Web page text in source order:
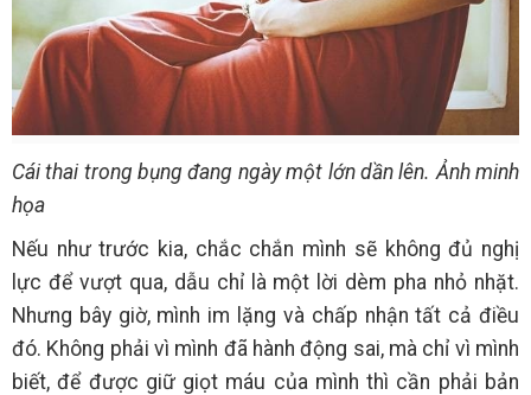
Cái thai trong bụng đang ngày một lớn dần lên. Ảnh minh
họa
Nếu như trước kia, chắc chắn mình sẽ không đủ nghị
lực để vượt qua, dẫu chỉ là một lời dèm pha nhỏ nhặt.
Nhưng bây giờ, mình im lặng và chấp nhận tất cả điều
đó. Không phải vì mình đã hành động sai, mà chỉ vì mình
biết, để được giữ giọt máu của mình thì cần phải bản